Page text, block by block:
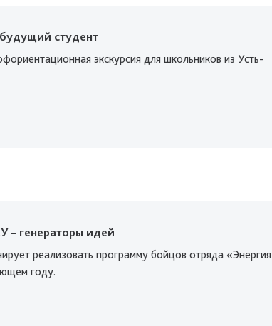
студент
экскурсия для школьников из Усть-
– генераторы идей
реализовать программу бойцов отряда «Энергия
году.